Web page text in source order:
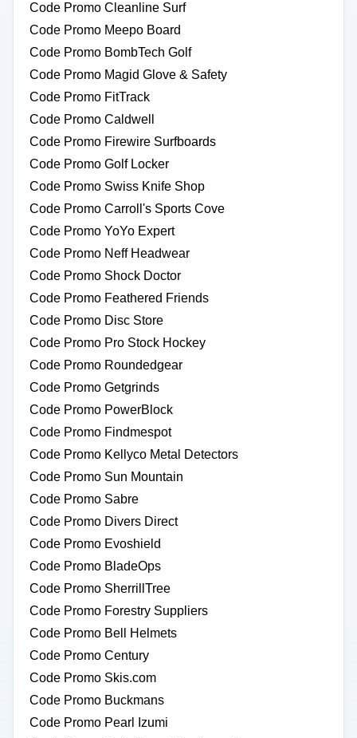
Code Promo Cleanline Surf
Code Promo Meepo Board
Code Promo BombTech Golf
Code Promo Magid Glove & Safety
Code Promo FitTrack
Code Promo Caldwell
Code Promo Firewire Surfboards
Code Promo Golf Locker
Code Promo Swiss Knife Shop
Code Promo Carroll's Sports Cove
Code Promo YoYo Expert
Code Promo Neff Headwear
Code Promo Shock Doctor
Code Promo Feathered Friends
Code Promo Disc Store
Code Promo Pro Stock Hockey
Code Promo Roundedgear
Code Promo Getgrinds
Code Promo PowerBlock
Code Promo Findmespot
Code Promo Kellyco Metal Detectors
Code Promo Sun Mountain
Code Promo Sabre
Code Promo Divers Direct
Code Promo Evoshield
Code Promo BladeOps
Code Promo SherrillTree
Code Promo Forestry Suppliers
Code Promo Bell Helmets
Code Promo Century
Code Promo Skis.com
Code Promo Buckmans
Code Promo Pearl Izumi